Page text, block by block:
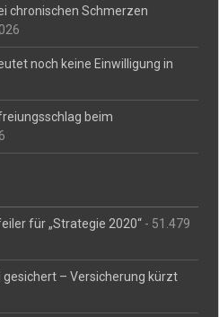
chronischen Schmerzen
noch keine Einwilligung in
beim
für „Strategie 2020“ - 51.479
gesichert – Versicherung kürzt